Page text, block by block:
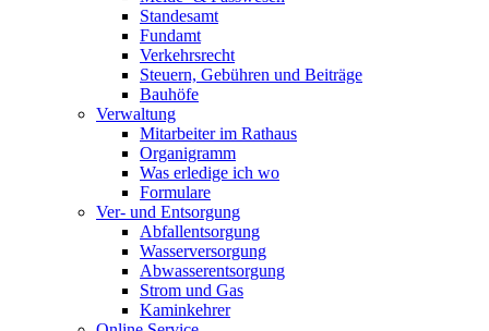
Standesamt
Fundamt
Verkehrsrecht
Steuern, Gebühren und Beiträge
Bauhöfe
Verwaltung
Mitarbeiter im Rathaus
Organigramm
Was erledige ich wo
Formulare
Ver- und Entsorgung
Abfallentsorgung
Wasserversorgung
Abwasserentsorgung
Strom und Gas
Kaminkehrer